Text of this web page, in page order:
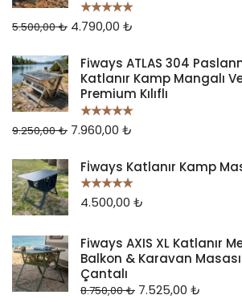
5 üzerinden
5.500,00₺ 4.790,00 ₺
Fiways ATLAS 304
Katlanır Kamp Mangalı
Premium Kılıflı
5 üzerinden
9.250,00₺ 7.960,00 ₺
Fİways Katlanır Kamp
5 üzerinden
4.500,00 ₺
Fiways AXIS XL Katlanır
Balkon & Karavan
Çantalı
8.750,00₺ 7.525,00 ₺